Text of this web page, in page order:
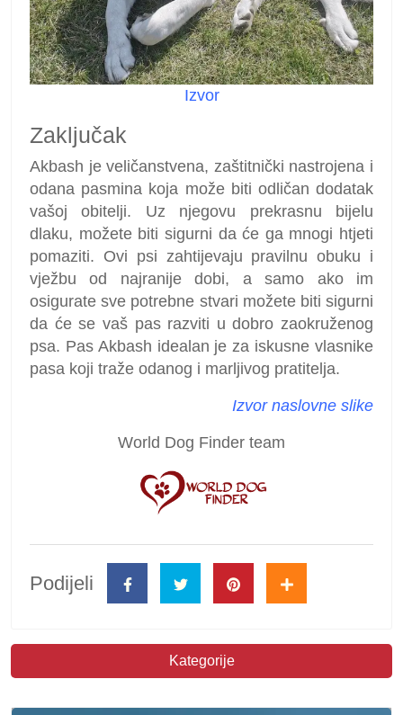
Izvor
Zaključak
Akbash je veličanstvena, zaštitnički nastrojena i
odana pasmina koja može biti odličan dodatak
vašoj obitelji. Uz njegovu prekrasnu bijelu
dlaku, možete biti sigurni da će ga mnogi htjeti
pomaziti. Ovi psi zahtijevaju pravilnu obuku i
vježbu od najranije dobi, a samo ako im
osigurate sve potrebne stvari možete biti sigurni
da će se vaš pas razviti u dobro zaokruženog
psa. Pas Akbash idealan je za iskusne vlasnike
pasa koji traže odanog i marljivog pratitelja.
Izvor naslovne slike
World Dog Finder team
Podijeli
Kategorije